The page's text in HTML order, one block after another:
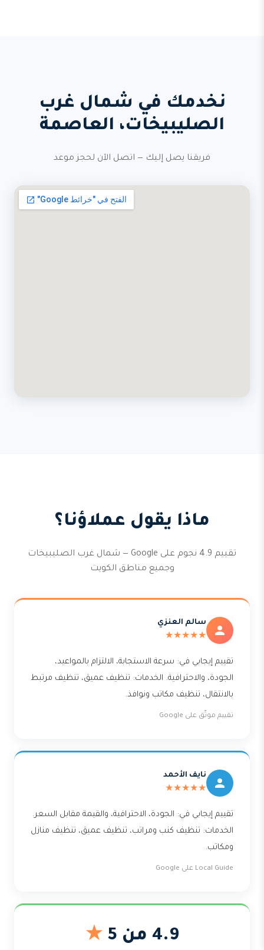
نخدمك في شمال غرب
الصليبيخات، العاصمة
فريقنا يصل إليك — اتصل الآن لحجز موعد
ماذا يقول عملاؤنا؟
تقييم 4.9 نجوم على Google — شمال غرب الصليبيخات
وجميع مناطق الكويت
سالم العنزي
★★★★★
تقييم إيجابي في: سرعة الاستجابة، الالتزام بالمواعيد،
الجودة، والاحترافية. الخدمات: تنظيف عميق، تنظيف مرتبط
بالانتقال، تنظيف مكاتب ونوافذ.
تقييم موثّق على Google
نايف الأحمد
★★★★★
تقييم إيجابي في: الجودة، الاحترافية، والقيمة مقابل السعر.
الخدمات: تنظيف كنب ومراتب، تنظيف عميق، تنظيف منازل
ومكاتب.
Local Guide على Google
4.9 من 5 ★